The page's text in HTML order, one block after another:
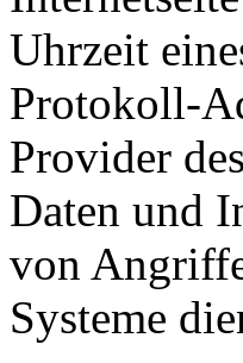
Uhrzeit
Protokoll-
Provider
Daten und
von
Systeme